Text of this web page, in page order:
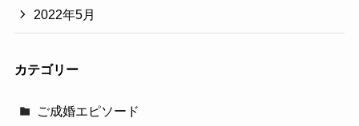
2022年5月
カテゴリー
ご成婚エピソード